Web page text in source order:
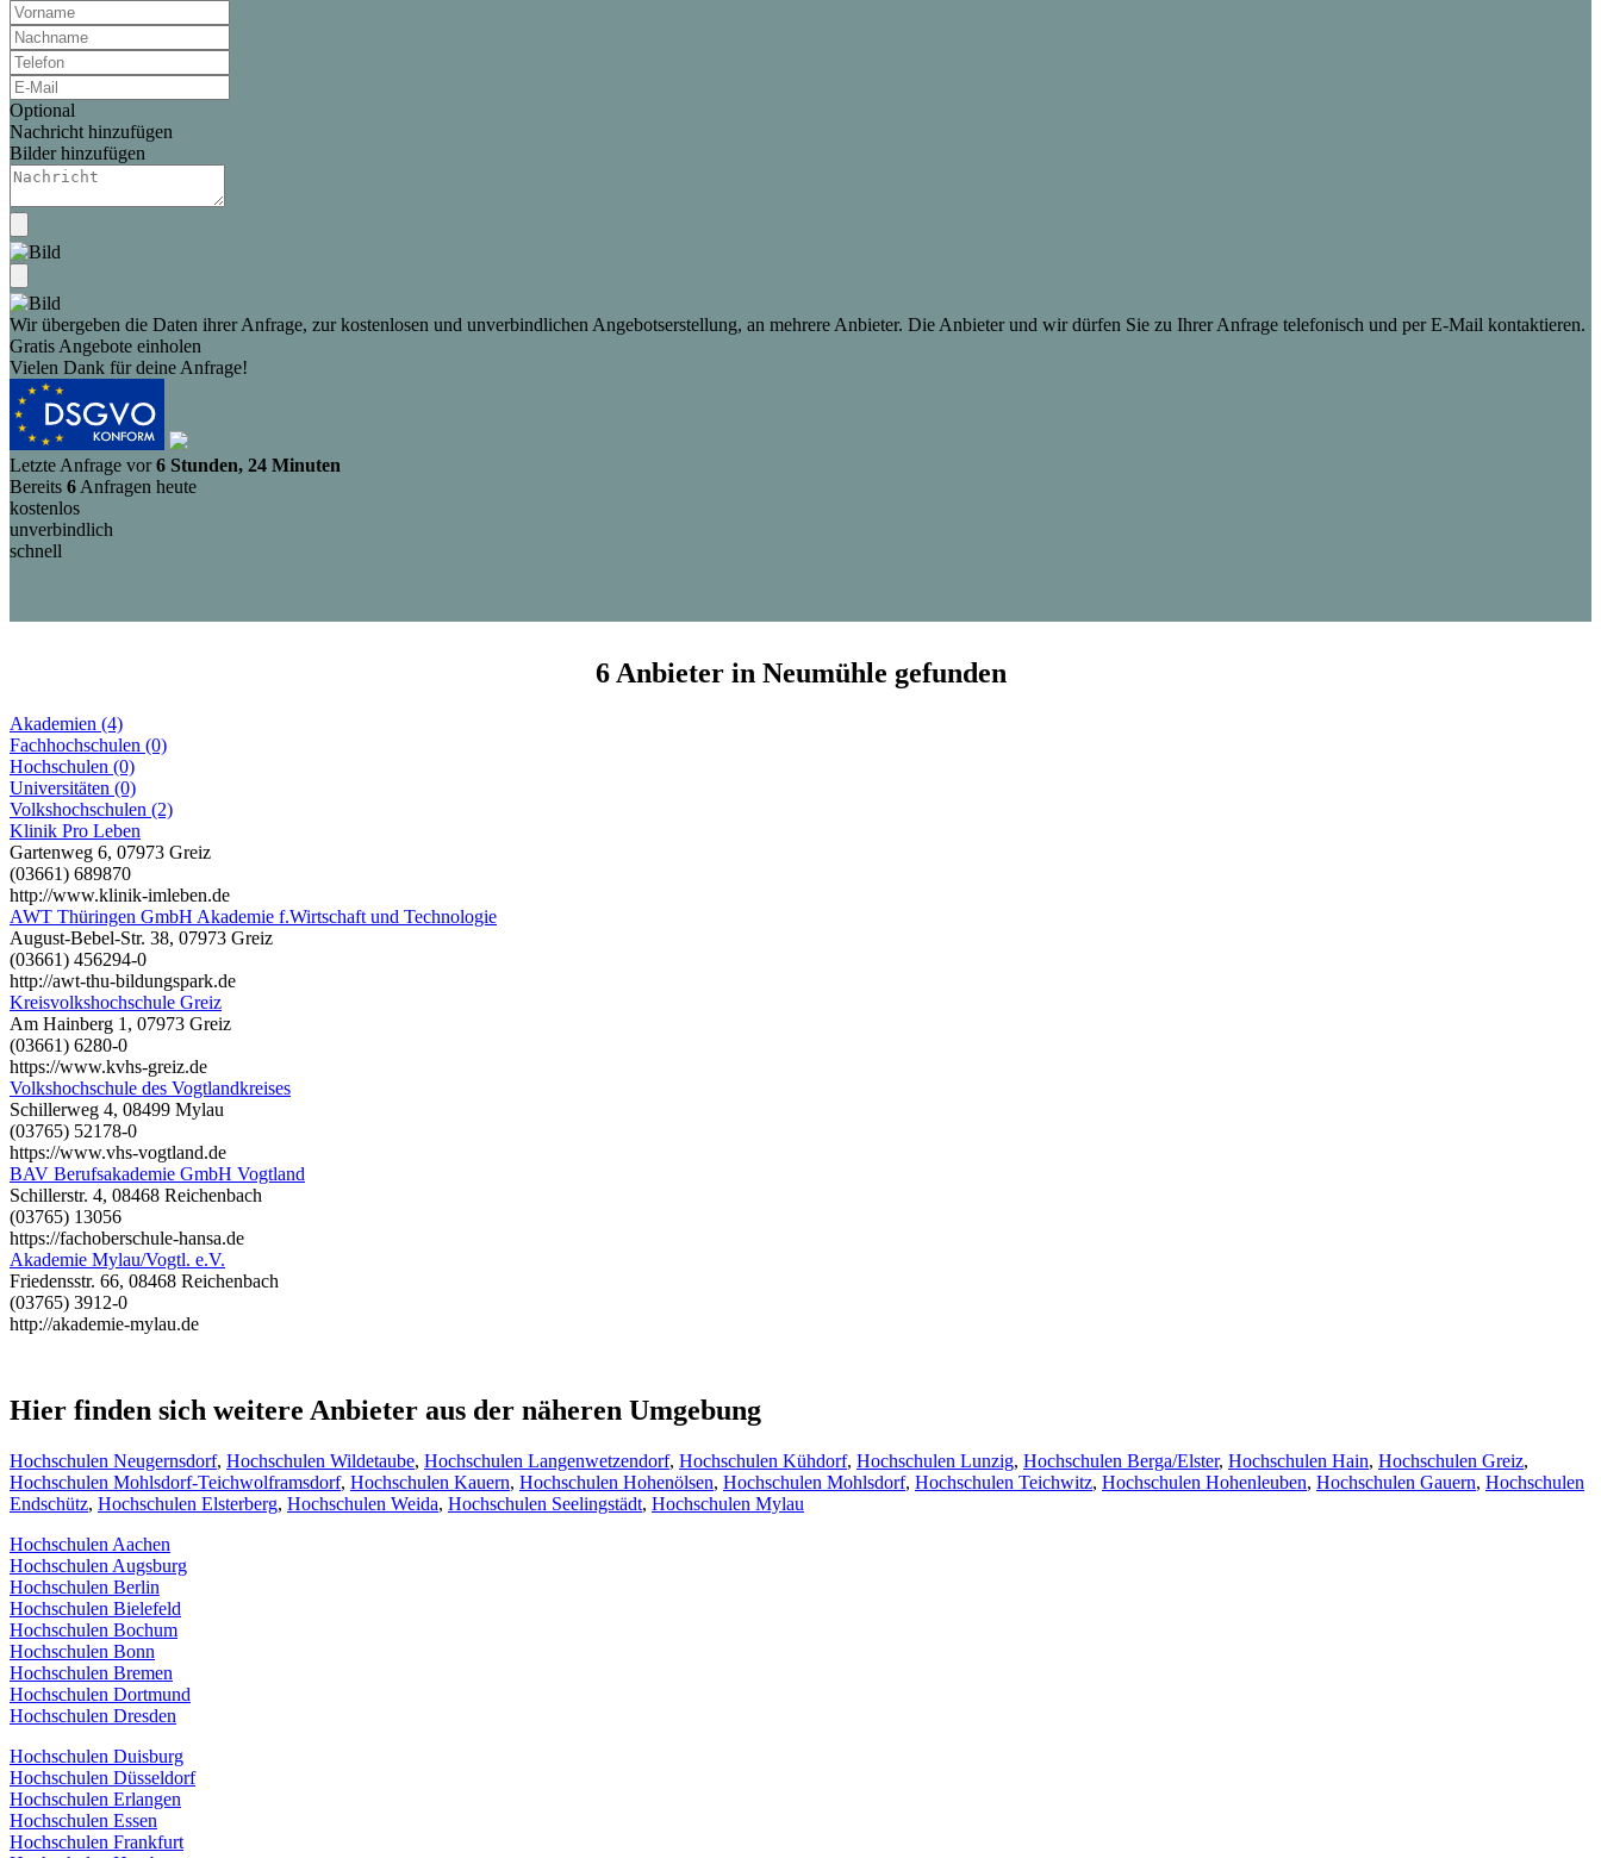
Optional
Nachricht hinzufügen
Bilder hinzufügen
Wir übergeben die Daten ihrer Anfrage, zur kostenlosen und unverbindlichen Angebotserstellung, an mehrere Anbieter. Die Anbieter und wir dürfen Sie zu Ihrer Anfrage telefonisch und per E-Mail kontaktieren.
Gratis Angebote einholen
Vielen Dank für deine Anfrage!
Letzte Anfrage vor6 Stunden, 24 Minuten
Bereits 6 Anfragen heute
kostenlos
unverbindlich
schnell
6 Anbieter in Neumühle gefunden
Akademien (4)
Fachhochschulen (0)
Hochschulen (0)
Universitäten (0)
Volkshochschulen (2)
Klinik Pro Leben
Gartenweg 6, 07973 Greiz
(03661) 689870
http://www.klinik-imleben.de
AWT Thüringen GmbH Akademie f.Wirtschaft und Technologie
August-Bebel-Str. 38, 07973 Greiz
(03661) 456294-0
http://awt-thu-bildungspark.de
Kreisvolkshochschule Greiz
Am Hainberg 1, 07973 Greiz
(03661) 6280-0
https://www.kvhs-greiz.de
Volkshochschule des Vogtlandkreises
Schillerweg 4, 08499 Mylau
(03765) 52178-0
https://www.vhs-vogtland.de
BAV Berufsakademie GmbH Vogtland
Schillerstr. 4, 08468 Reichenbach
(03765) 13056
https://fachoberschule-hansa.de
Akademie Mylau/Vogtl. e.V.
Friedensstr. 66, 08468 Reichenbach
(03765) 3912-0
http://akademie-mylau.de
Hier finden sich weitere Anbieter aus der näheren Umgebung
Hochschulen Neugernsdorf, Hochschulen Wildetaube, Hochschulen Langenwetzendorf, Hochschulen Kühdorf, Hochschulen Lunzig, Hochschulen Berga/Elster, Hochschulen Hain, Hochschulen Greiz,
Hochschulen Mohlsdorf-Teichwolframsdorf, Hochschulen Kauern, Hochschulen Hohenölsen, Hochschulen Mohlsdorf, Hochschulen Teichwitz, Hochschulen Hohenleuben, Hochschulen Gauern, Hochschulen
Endschütz, Hochschulen Elsterberg, Hochschulen Weida, Hochschulen Seelingstädt, Hochschulen Mylau
Hochschulen Aachen
Hochschulen Augsburg
Hochschulen Berlin
Hochschulen Bielefeld
Hochschulen Bochum
Hochschulen Bonn
Hochschulen Bremen
Hochschulen Dortmund
Hochschulen Dresden
Hochschulen Duisburg
Hochschulen Düsseldorf
Hochschulen Erlangen
Hochschulen Essen
Hochschulen Frankfurt